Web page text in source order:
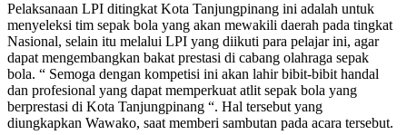
Pelaksanaan LPI ditingkat Kota Tanjungpinang ini adalah untuk
menyeleksi tim sepak bola yang akan mewakili daerah pada tingkat
Nasional, selain itu melalui LPI yang diikuti para pelajar ini, agar
dapat mengembangkan bakat prestasi di cabang olahraga sepak
bola. “ Semoga dengan kompetisi ini akan lahir bibit-bibit handal
dan profesional yang dapat memperkuat atlit sepak bola yang
berprestasi di Kota Tanjungpinang “. Hal tersebut yang
diungkapkan Wawako, saat memberi sambutan pada acara tersebut.